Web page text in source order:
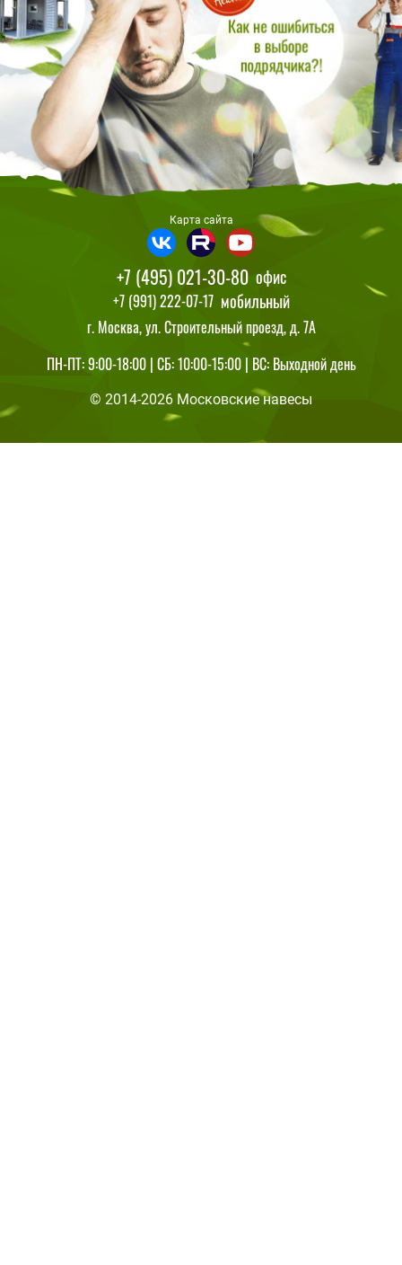
ПН-ПТ: 9:00-18:00 | СБ: 10:00-15:00 | ВС: Выходной день
© 2014-2026 Московские навесы
+7 (495) 021-30-80 офис
+7 (991) 222-07-17 мобильный
г. Москва, ул. Строительный проезд, д. 7А
Карта сайта